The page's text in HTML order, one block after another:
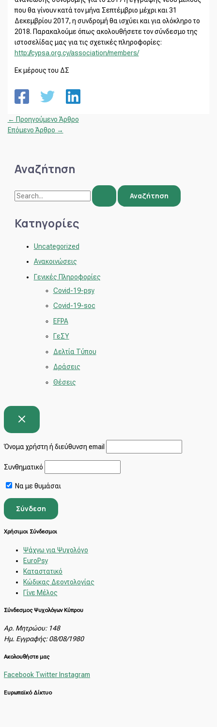
που θα γίνουν κατά τον μήνα Σεπτέμβριο μέχρι και 31
Δεκεμβρίου 2017, η συνδρομή θα ισχύει και για ολόκληρο το
2018. Παρακαλούμε όπως ακολουθήσετε τον σύνδεσμο της
ιστοσελίδας μας για τις σχετικές πληροφορίες:
http://cypsa.org.cy/association/members/
Εκ μέρους του ΔΣ
← Προηγούμενο Άρθρο
Επόμενο Άρθρο →
Αναζήτηση
Κατηγορίες
Uncategorized
Ανακοινώσεις
Γενικές Πληροφορίες
Covid-19-psy
Covid-19-soc
EFPA
ΓεΣΥ
Δελτία Τύπου
Δράσεις
Θέσεις
Όνομα χρήστη ή διεύθυνση email
Συνθηματικό
Να με θυμάσαι
Χρήσιμοι Σύνδεσμοι
Ψάχνω για Ψυχολόγο
EuroPsy
Καταστατικό
Κώδικας Δεοντολογίας
Γίνε Μέλος
Σύνδεσμος Ψυχολόγων Κύπρου
Αρ. Μητρώου: 148
Ημ. Εγγραφής: 08/08/1980
Ακολουθήστε μας
Facebook Twitter Instagram
Ευρωπαϊκό Δίκτυο